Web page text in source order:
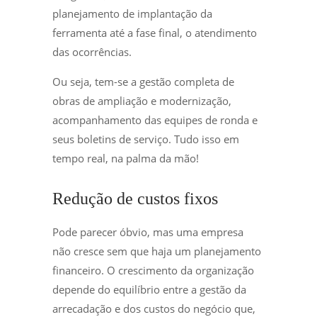
planejamento de implantação da
ferramenta até a fase final, o atendimento
das ocorrências.
Ou seja, tem-se a gestão completa de
obras de ampliação e modernização,
acompanhamento das equipes de ronda e
seus boletins de serviço. Tudo isso em
tempo real, na palma da mão!
Redução de custos fixos
Pode parecer óbvio, mas uma empresa
não cresce sem que haja um planejamento
financeiro. O crescimento da organização
depende do equilíbrio entre a gestão da
arrecadação e dos custos do negócio que,